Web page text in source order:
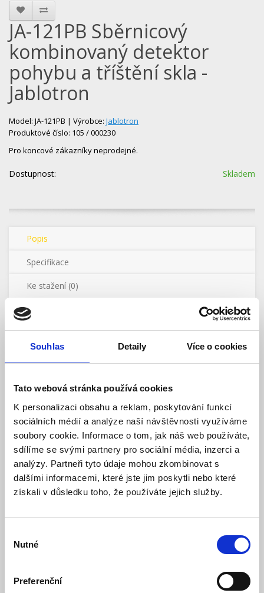
Souhlas Detaily Více o cookies
Tato webová stránka používá cookies
K personalizaci obsahu a reklam, poskytování funkcí
sociálních médií a analýze naší návštěvnosti využíváme
soubory cookie. Informace o tom, jak náš web používáte,
sdílíme se svými partnery pro sociální média, inzerci a
analýzy. Partneři tyto údaje mohou zkombinovat s
dalšími informacemi, které jste jim poskytli nebo které
získali v důsledku toho, že používáte jejich služby.
souhlasu
Nutné
Preferenční
JA-121PB Sběrnicový
kombinovaný detektor
pohybu a tříštění skla -
Jablotron
Model: JA-121PB | Výrobce: Jablotron
Produktové číslo: 105 / 000230
Pro koncové zákazníky neprodejné.
Dostupnost: Skladem
Popis
Specifikace
Ke stažení (0)
Tento výrobek
je pro koncového
zákazníka neprodejný. Prodej se realizuje prostřednictvím
certifikovaných montážních firem včetně odborné
Máte zájem o vytvoření konkrétní nabídky na
JA-121PB Sběrnicový kombinovaný
detektor pohybu a tříštění skla
Detektor pohybu s integrovaným detektorem tříštění skla
poskytuje 2 nezávislé funkce v jednom těle. Standardní PIR
detektor reaguje na pohyb vyhodnocováním změn v
teplotním obrazu prostoru. Vestavěný GB detektor reaguje
na změnu tlaku a vysoké akustické frekvence,
charakteristické pro rozbití skleněné výplně. Výrobek tak
při jedné montáži plní funkci dvou různých detektorů.
Výrobek je kompatibilní pouze s ústřednami JA-102K,
Jedná se o nástupce původního detektoru JA-120PB.
Mechanická konstrukce je sjednocena se standardními
detektoru je totožná s designovou verzí JA-122PB a